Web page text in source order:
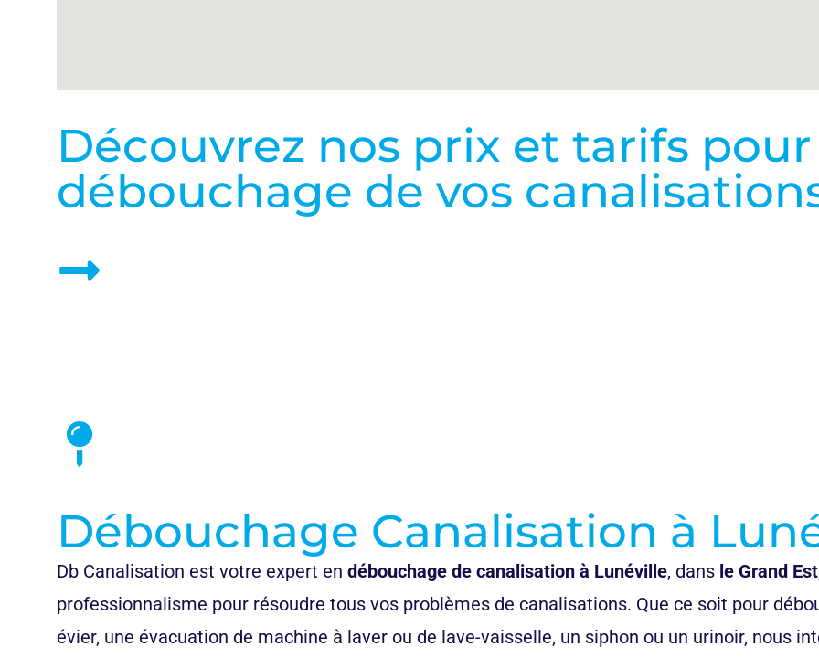
Découvrez nos prix et tarifs
débouchage de vos
Débouchage Canalisation à
Db Canalisation est votre expert en débouchage de canalisation à Lunéville, dans le Grand Est
professionnalisme pour résoudre tous vos problèmes de canalisations. Que ce soit pour
évier, une évacuation de machine à laver ou de lave-vaisselle, un siphon ou un urinoir, nous